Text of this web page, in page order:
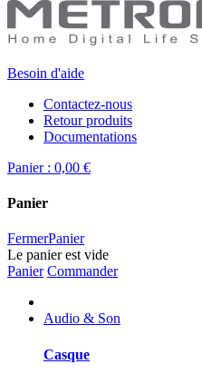
Besoin d'aide
Contactez-nous
Retour produits
Documentations
Panier : 0,00 €
Panier
FermerPanier
Le panier est vide
Panier Commander
Audio & Son
Casque